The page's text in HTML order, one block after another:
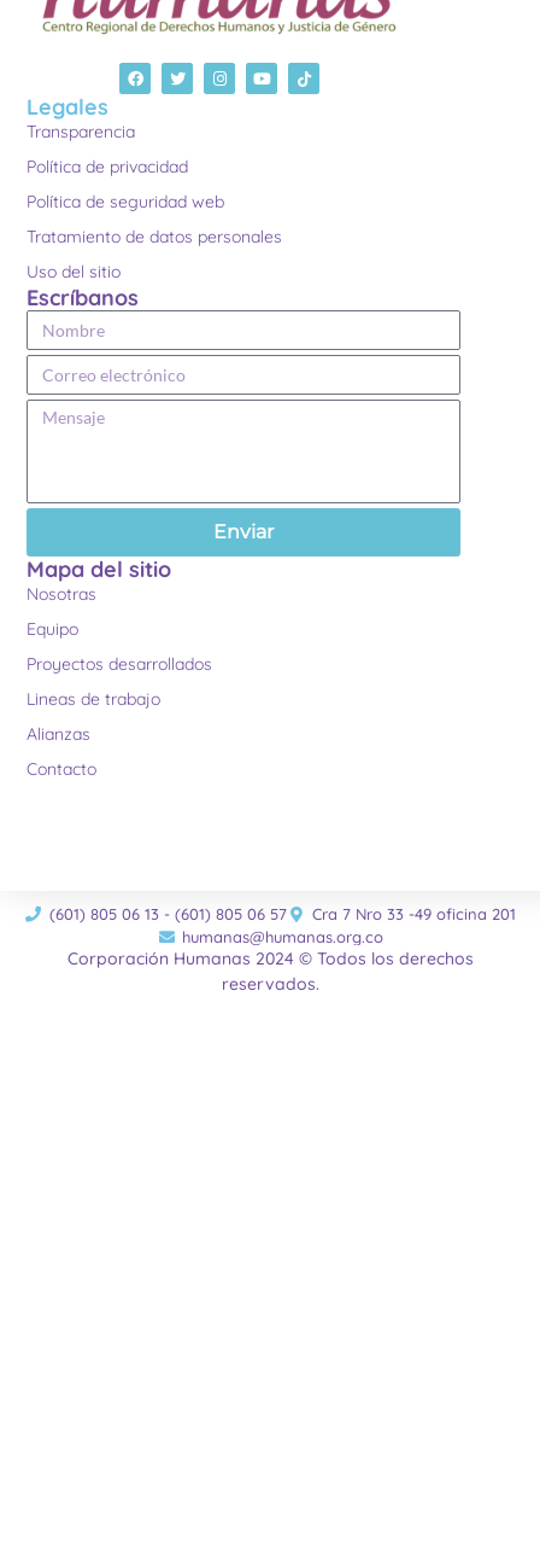
Legales
Transparencia
Política de privacidad
Política de seguridad web
Tratamiento de datos personales
Uso del sitio
Escríbanos
Enviar
Mapa del sitio
Nosotras
Equipo
Proyectos desarrollados
Lineas de trabajo
Alianzas
Contacto
(601) 805 06 13 - (601) 805 06 57
Cra 7 Nro 33 -49 oficina 201
humanas@humanas.org.co
Corporación Humanas 2024 © Todos los derechos
reservados.